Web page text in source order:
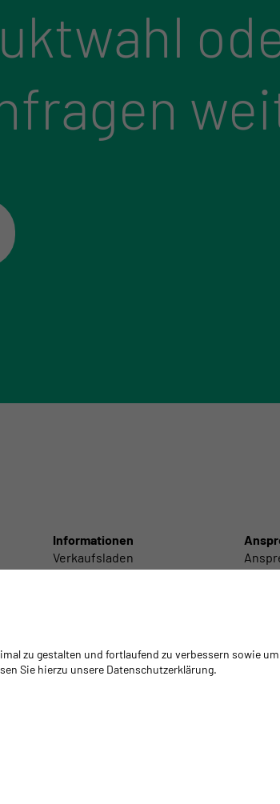
Informationen
Verkaufsladen
Schneidcenter
Mediathek
zu gestalten und fortlaufend zu verbessern sowie
Sie hierzu unsere Datenschutzerklärung.